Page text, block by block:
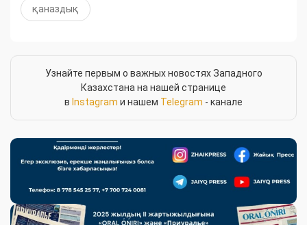
қаназдық
Узнайте первым о важных новостях Западного
Казахстана на нашей странице
в Instagram и нашем Telegram - канале